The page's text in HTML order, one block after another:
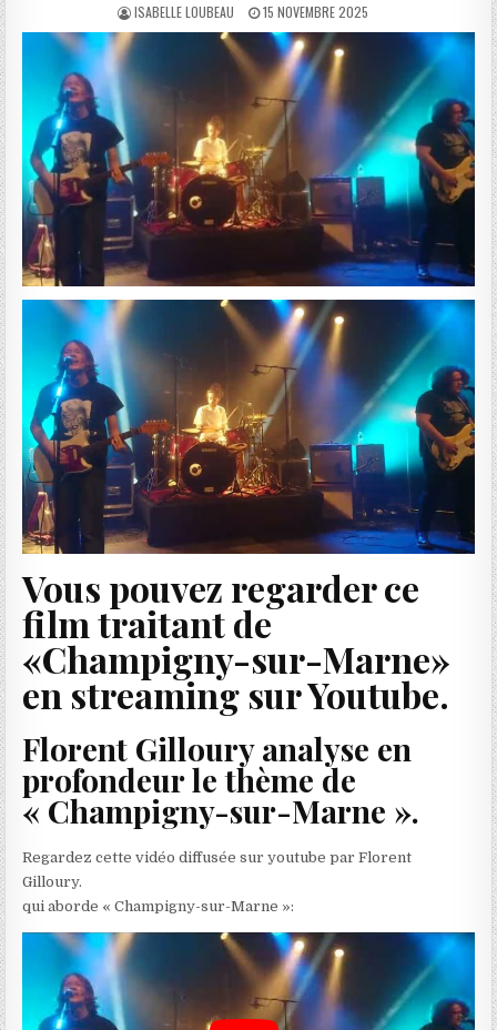
AUTHOR:
ISABELLE LOUBEAU
PUBLISHED
DATE:
15 NOVEMBRE 2025
Vous pouvez regarder ce
film traitant de
«Champigny-sur-Marne»
en streaming sur Youtube.
Florent Gilloury analyse en
profondeur le thème de
« Champigny-sur-Marne ».
Regardez cette vidéo diffusée sur youtube par Florent
Gilloury.
qui aborde « Champigny-sur-Marne »: